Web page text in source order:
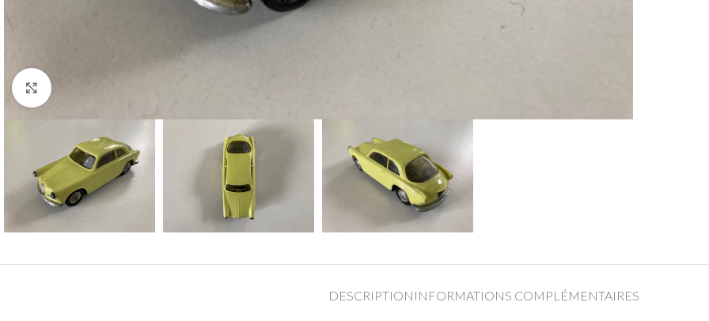
DESCRIPTION INFORMATIONS COMPLÉMENTAIRES